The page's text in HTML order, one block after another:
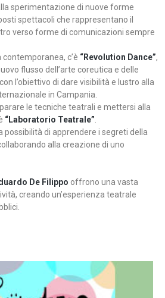
sperimentazione di nuove forme
spettacoli che rappresentano il
verso forme di comunicazioni sempre
c’è “Revolution Dance”,
flusso dell’arte coreutica e delle
l’obiettivo di dare visibilità e lustro alla
in Campania.
le tecniche teatrali e mettersi alla
“Laboratorio Teatrale”
possibilità di apprendere i segreti della
alla creazione di uno
De Filippo offrono una vasta
creando un’esperienza teatrale